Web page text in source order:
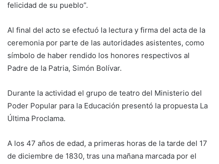
felicidad de su pueblo”.
Al final del acto se efectuó la lectura y firma del acta de la
ceremonia por parte de las autoridades asistentes, como
símbolo de haber rendido los honores respectivos al
Padre de la Patria, Simón Bolívar.
Durante la actividad el grupo de teatro del Ministerio del
Poder Popular para la Educación presentó la propuesta La
Última Proclama.
A los 47 años de edad, a primeras horas de la tarde del 17
de diciembre de 1830, tras una mañana marcada por el